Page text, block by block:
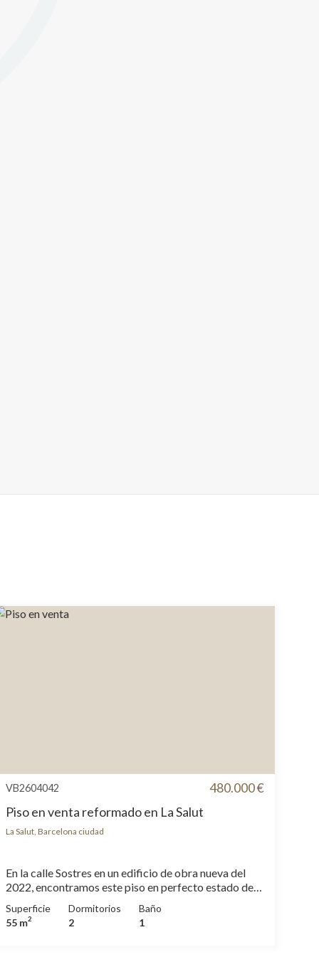
VB2604042 480.000 €
Piso en venta reformado en La Salut
La Salut, Barcelona ciudad
En la calle Sostres en un edificio de obra nueva del
2022, encontramos este piso en perfecto estado de
de un edificio semi-nuevo, el salón comedor con
salida a balcón goza de muchísima luz natural y vistas
Superficie
55 m2
Dormitorios
2
Baño
1